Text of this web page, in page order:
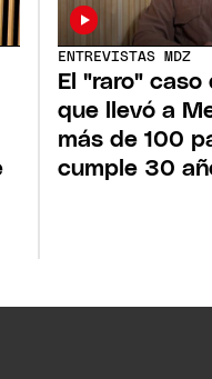
ENTREVISTAS MDZ
El "raro" caso
que llevó a
más de 100
cumple 30